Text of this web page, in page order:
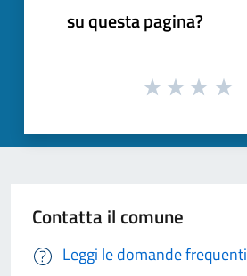
su questa pagina?
Contatta il comune
Leggi le domande frequenti